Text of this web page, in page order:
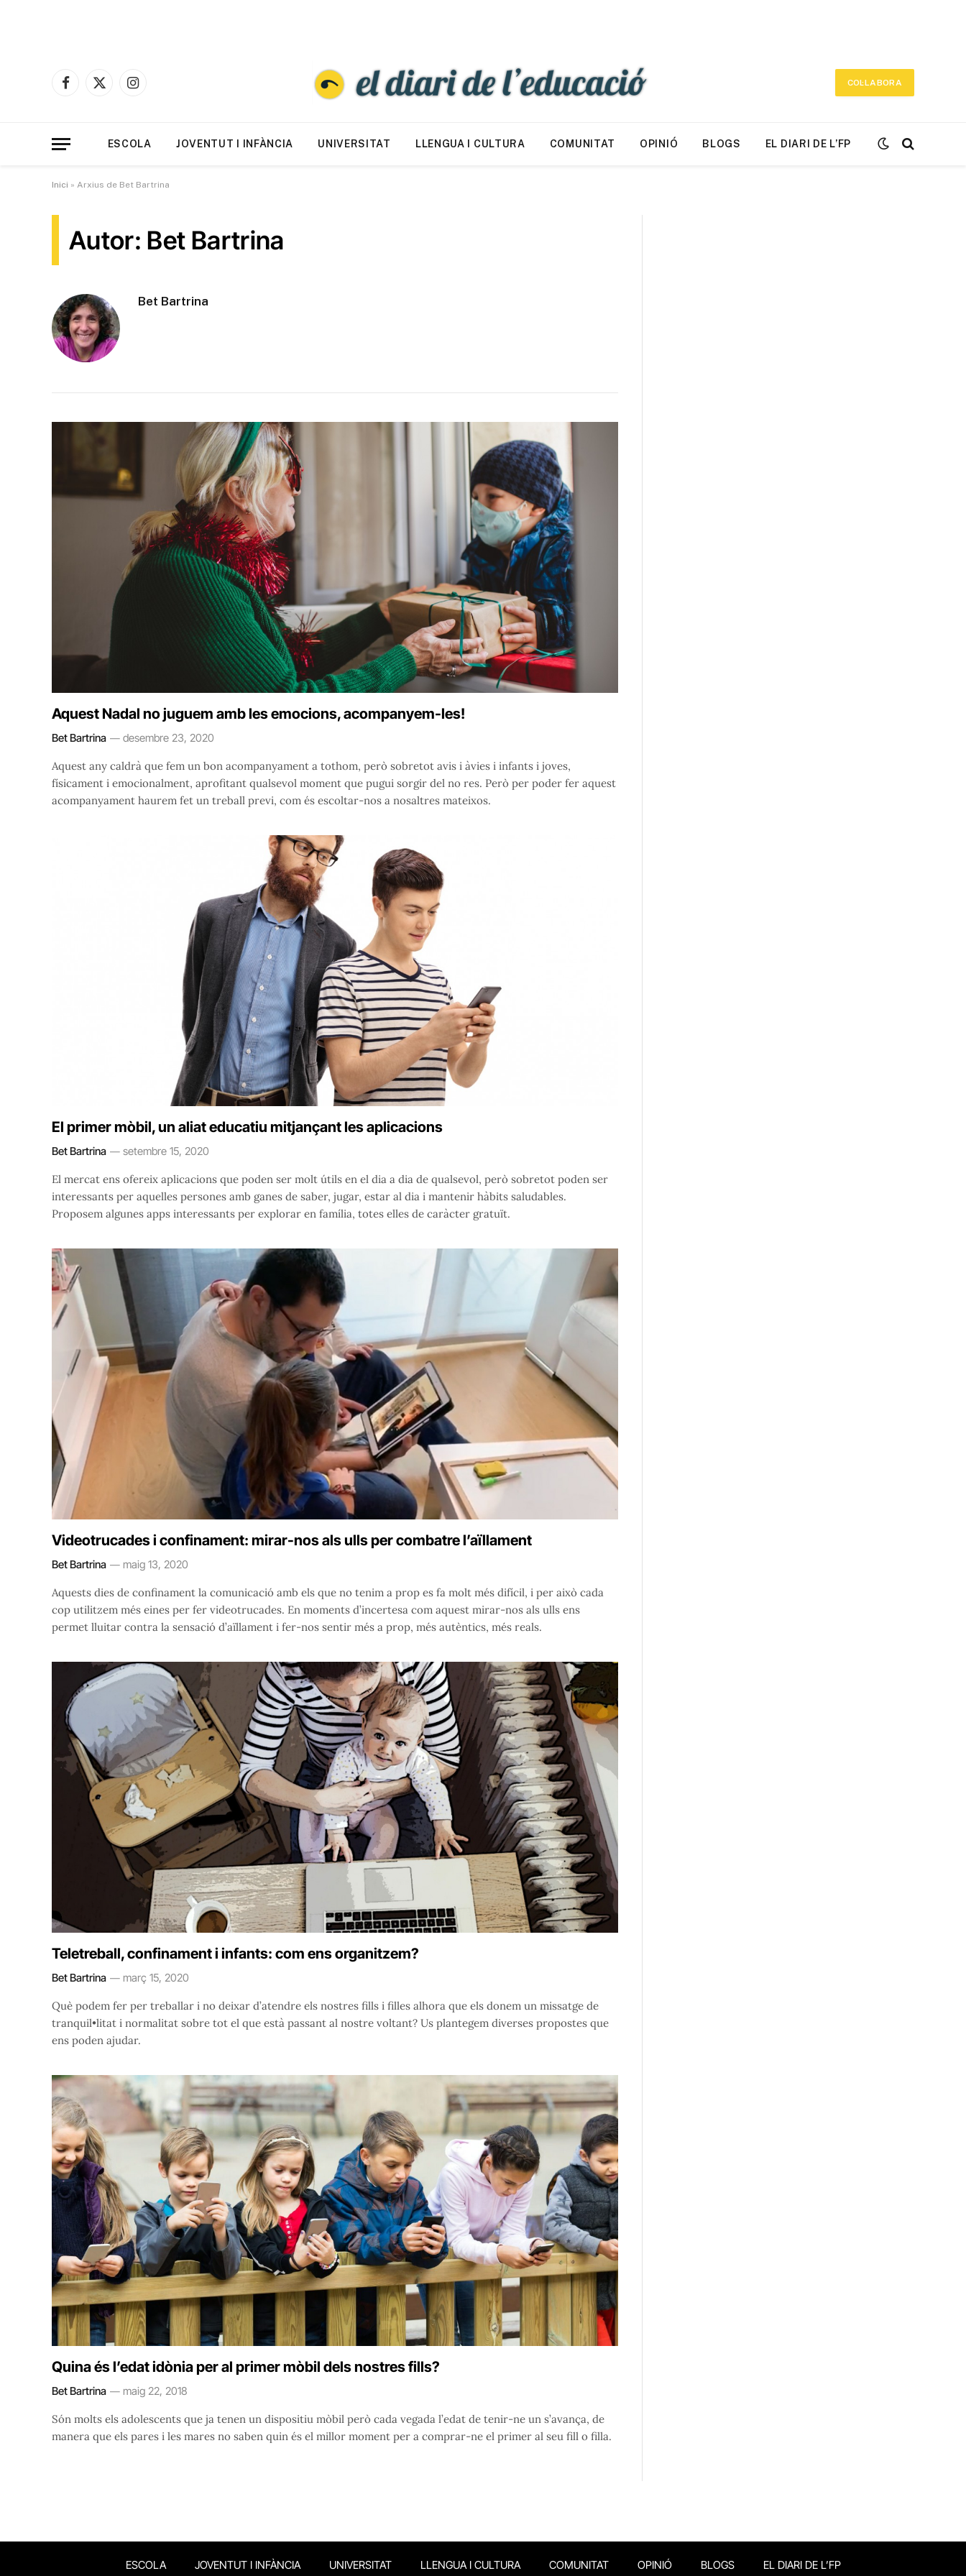
Facebook
X
Instagram
COL·LABORA
ESCOLA JOVENTUT I INFÀNCIA UNIVERSITAT LLENGUA I CULTURA COMUNITAT OPINIÓ BLOGS EL DIARI DE L’FP
Inici » Arxius de Bet Bartrina
Autor: Bet Bartrina
Bet Bartrina
Aquest Nadal no juguem amb les emocions, acompanyem-les!
Bet Bartrina desembre 23, 2020
Aquest any caldrà que fem un bon acompanyament a tothom, però sobretot avis i àvies i infants i joves,
físicament i emocionalment, aprofitant qualsevol moment que pugui sorgir del no res. Però per poder fer aquest
acompanyament haurem fet un treball previ, com és escoltar-nos a nosaltres mateixos.
El primer mòbil, un aliat educatiu mitjançant les aplicacions
Bet Bartrina setembre 15, 2020
El mercat ens ofereix aplicacions que poden ser molt útils en el dia a dia de qualsevol, però sobretot poden ser
interessants per aquelles persones amb ganes de saber, jugar, estar al dia i mantenir hàbits saludables.
Proposem algunes apps interessants per explorar en família, totes elles de caràcter gratuït.
Videotrucades i confinament: mirar-nos als ulls per combatre l’aïllament
Bet Bartrina maig 13, 2020
Aquests dies de confinament la comunicació amb els que no tenim a prop es fa molt més difícil, i per això cada
cop utilitzem més eines per fer videotrucades. En moments d’incertesa com aquest mirar-nos als ulls ens
permet lluitar contra la sensació d’aïllament i fer-nos sentir més a prop, més autèntics, més reals.
Teletreball, confinament i infants: com ens organitzem?
Bet Bartrina març 15, 2020
Què podem fer per treballar i no deixar d’atendre els nostres fills i filles alhora que els donem un missatge de
tranquil•litat i normalitat sobre tot el que està passant al nostre voltant? Us plantegem diverses propostes que
ens poden ajudar.
Quina és l’edat idònia per al primer mòbil dels nostres fills?
Bet Bartrina maig 22, 2018
Són molts els adolescents que ja tenen un dispositiu mòbil però cada vegada l’edat de tenir-ne un s’avança, de
manera que els pares i les mares no saben quin és el millor moment per a comprar-ne el primer al seu fill o filla.
ESCOLA JOVENTUT I INFÀNCIA UNIVERSITAT LLENGUA I CULTURA COMUNITAT OPINIÓ BLOGS EL DIARI DE L’FP